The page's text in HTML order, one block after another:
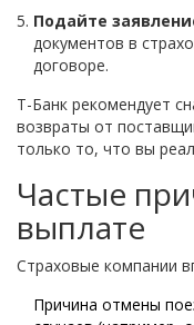
Подайте
документов в
договоре.
Т-Банк рекомендует
возвраты от
только то, что вы
Частые
выплате
Страховые компании
Причина отмены